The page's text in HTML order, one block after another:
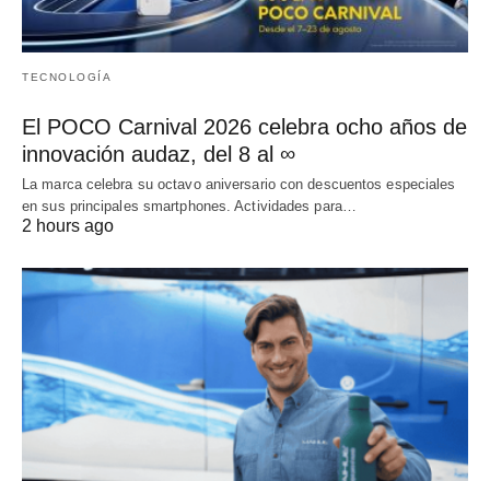
TECNOLOGÍA
El POCO Carnival 2026 celebra ocho años de
innovación audaz, del 8 al ∞
La marca celebra su octavo aniversario con descuentos especiales
en sus principales smartphones. Actividades para…
2 hours ago